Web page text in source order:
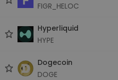
FIGR_HELOC
Hyperliquid
HYPE
Dogecoin
DOGE